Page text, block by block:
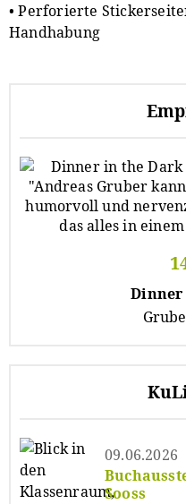
• Perforierte
Handhabung
Dinner
Sooss
09.06.2026